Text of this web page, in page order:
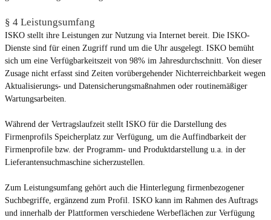
§ 4 Leistungsumfang
ISKO stellt ihre Leistungen zur Nutzung via Internet bereit. Die ISKO-
Dienste sind für einen Zugriff rund um die Uhr ausgelegt. ISKO bemüht
sich um eine Verfügbarkeitszeit von 98% im Jahresdurchschnitt. Von dieser
Zusage nicht erfasst sind Zeiten vorübergehender Nichterreichbarkeit wegen
Aktualisierungs- und Datensicherungsmaßnahmen oder routinemäßiger
Wartungsarbeiten.
Während der Vertragslaufzeit stellt ISKO für die Darstellung des
Firmenprofils Speicherplatz zur Verfügung, um die Auffindbarkeit der
Firmenprofile bzw. der Programm- und Produktdarstellung u.a. in der
Lieferantensuchmaschine sicherzustellen.
Zum Leistungsumfang gehört auch die Hinterlegung firmenbezogener
Suchbegriffe, ergänzend zum Profil. ISKO kann im Rahmen des Auftrags
und innerhalb der Plattformen verschiedene Werbeflächen zur Verfügung